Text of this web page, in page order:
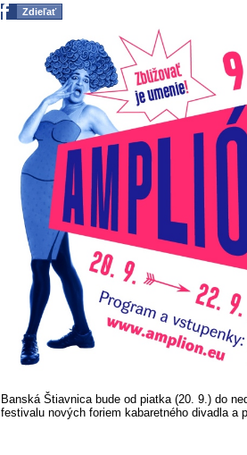
Zdieľať
Banská Štiavnica bude od piatka (20. 9.) do
festivalu nových foriem kabaretného divadla a